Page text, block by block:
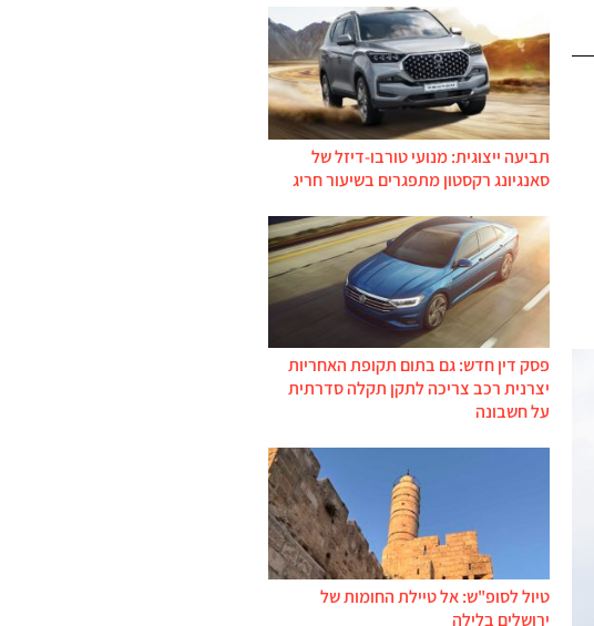
תביעה ייצוגית: מנועי טורבו-דיזל של
סאנגיונג רקסטון מתפגרים בשיעור חריג
פסק דין חדש: גם בתום תקופת האחריות
יצרנית רכב צריכה לתקן תקלה סדרתית
על חשבונה
טיול לסופ"ש: אל טיילת החומות של
ירושלים בלילה